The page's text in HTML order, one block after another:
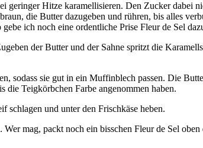
Hitze karamellisieren. Den Zucker dabei
die Butter dazugeben und rühren, bis alles
ich noch eine ordentliche Prise Fleur de Sel
der Butter und der Sahne spritzt die
sie gut in ein Muffinblech passen. Die
Teigkörbchen Farbe angenommen haben.
schlagen und unter den Frischkäse heben.
mag, packt noch ein bisschen Fleur de Sel oben